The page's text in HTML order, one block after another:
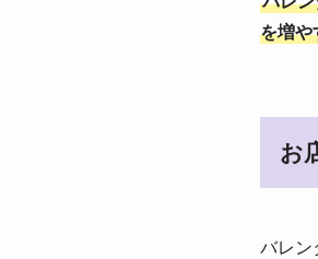
を増や
お
バレン